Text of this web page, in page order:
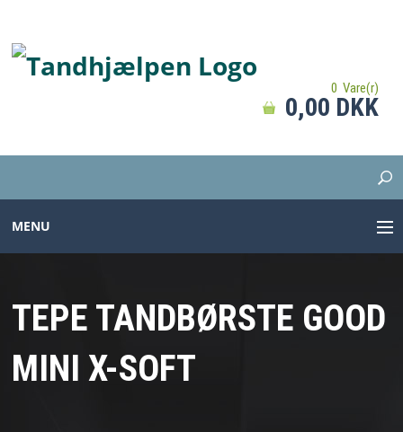
0 Vare(r)
0,00 DKK
MENU
TANDPASTA
MELLEMRUM
TEPE TANDBØRSTE GOOD
MINI X-SOFT